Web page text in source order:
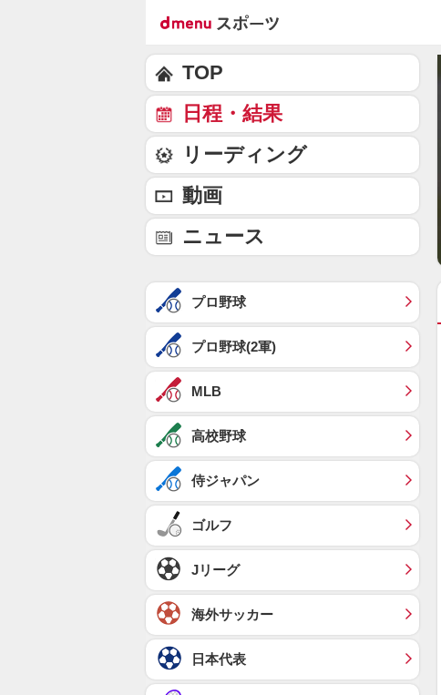
TOP
日程・結果
リーディング
動画
ニュース
プロ野球
プロ野球(2軍)
MLB
高校野球
侍ジャパン
ゴルフ
Jリーグ
海外サッカー
日本代表